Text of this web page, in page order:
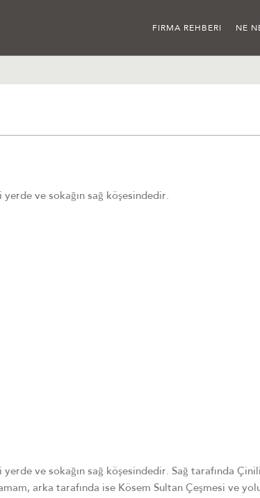
FIRMA REHBERI NE
ve sokağın sağ köşesindedir.
ve sokağın sağ köşesindedir. Sağ tarafında
arka tarafında ise Kösem Sultan Çeşmesi ve